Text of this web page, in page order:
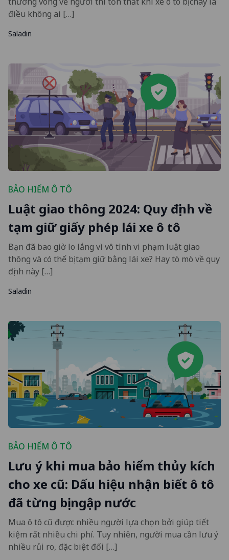
điều không ai […]
Saladin
BẢO HIỂM Ô TÔ
Luật giao thông 2024: Quy định về
tạm giữ giấy phép lái xe ô tô
Bạn đã bao giờ lo lắng vì vô tình vi phạm luật giao
thông và có thể bị tạm giữ bằng lái xe? Hay tò mò về quy
định này […]
Saladin
BẢO HIỂM Ô TÔ
Lưu ý khi mua bảo hiểm thủy kích
cho xe cũ: Dấu hiệu nhận biết ô tô
đã từng bị ngập nước
Mua ô tô cũ được nhiều người lựa chọn bởi giúp tiết
kiệm rất nhiều chi phí. Tuy nhiên, người mua cần lưu ý
nhiều rủi ro, đặc biệt đối […]